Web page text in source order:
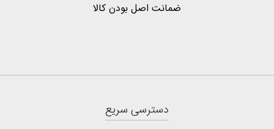
ضمانت اصل بودن کالا
دسترسی سریع